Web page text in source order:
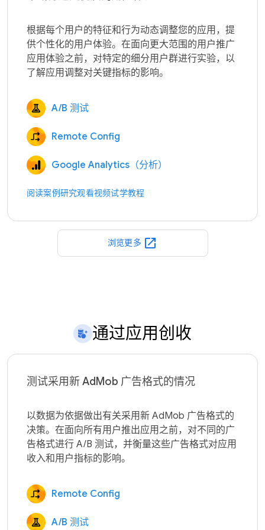
根据每个用户的特征和行为动态调整您的应用，提
供个性化的用户体验。在面向更大范围的用户推广
应用体验之前，对特定的细分用户群进行实验，以
A/B 测试
Remote Config
Google Analytics（分析）
阅读案例研究观看视频试学教程
浏览更多 open_in_new
通过应用创收
测试采用新 AdMob 广告格式的情况
以数据为依据做出有关采用新 AdMob 广告格式的
决策。在面向所有用户推出应用之前，对不同的广
告格式进行 A/B 测试，并衡量这些广告格式对应用
Remote Config
A/B 测试